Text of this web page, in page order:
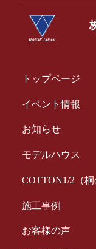
トップページ
イベント情報
お知らせ
モデルハウス
COTTON1/2（桐
施工事例
お客様の声